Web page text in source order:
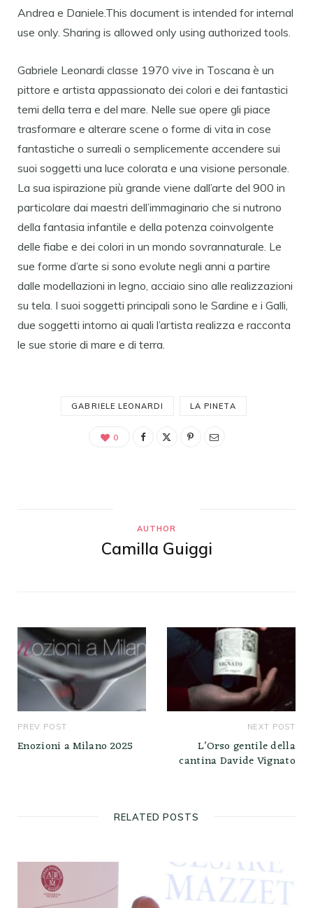
Andrea e Daniele.This document is intended for internal
use only. Sharing is allowed only using authorized tools.
Gabriele Leonardi classe 1970 vive in Toscana è un
pittore e artista appassionato dei colori e dei fantastici
temi della terra e del mare. Nelle sue opere gli piace
trasformare e alterare scene o forme di vita in cose
fantastiche o surreali o semplicemente accendere sui
suoi soggetti una luce colorata e una visione personale.
La sua ispirazione più grande viene dall’arte del 900 in
particolare dai maestri dell’immaginario che si nutrono
della fantasia infantile e della potenza coinvolgente
delle fiabe e dei colori in un mondo sovrannaturale. Le
sue forme d’arte si sono evolute negli anni a partire
dalle modellazioni in legno, acciaio sino alle realizzazioni
su tela. I suoi soggetti principali sono le Sardine e i Galli,
due soggetti intorno ai quali l’artista realizza e racconta
le sue storie di mare e di terra.
GABRIELE LEONARDI LA PINETA
0
AUTHOR
Camilla Guiggi
PREV POST
Enozioni a Milano 2025
NEXT POST
L’Orso gentile della
cantina Davide Vignato
RELATED POSTS